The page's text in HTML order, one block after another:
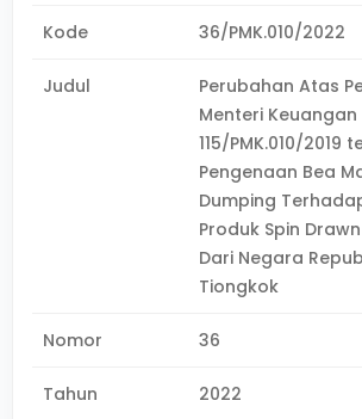
Kode 36/PMK.010/2022
Judul
Perubahan Atas
Menteri
115/PMK.010/2019
Pengenaan Bea
Dumping
Produk Spin
Dari Negara
Tiongkok
Nomor 36
Tahun 2022